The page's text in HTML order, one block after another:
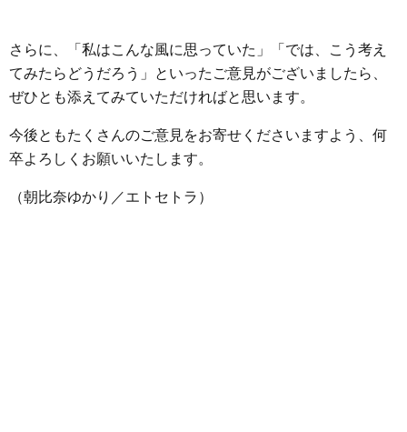
さらに、「私はこんな風に思っていた」「では、こう考え
てみたらどうだろう」といったご意見がございましたら、
ぜひとも添えてみていただければと思います。
今後ともたくさんのご意見をお寄せくださいますよう、何
卒よろしくお願いいたします。
（朝比奈ゆかり／エトセトラ）